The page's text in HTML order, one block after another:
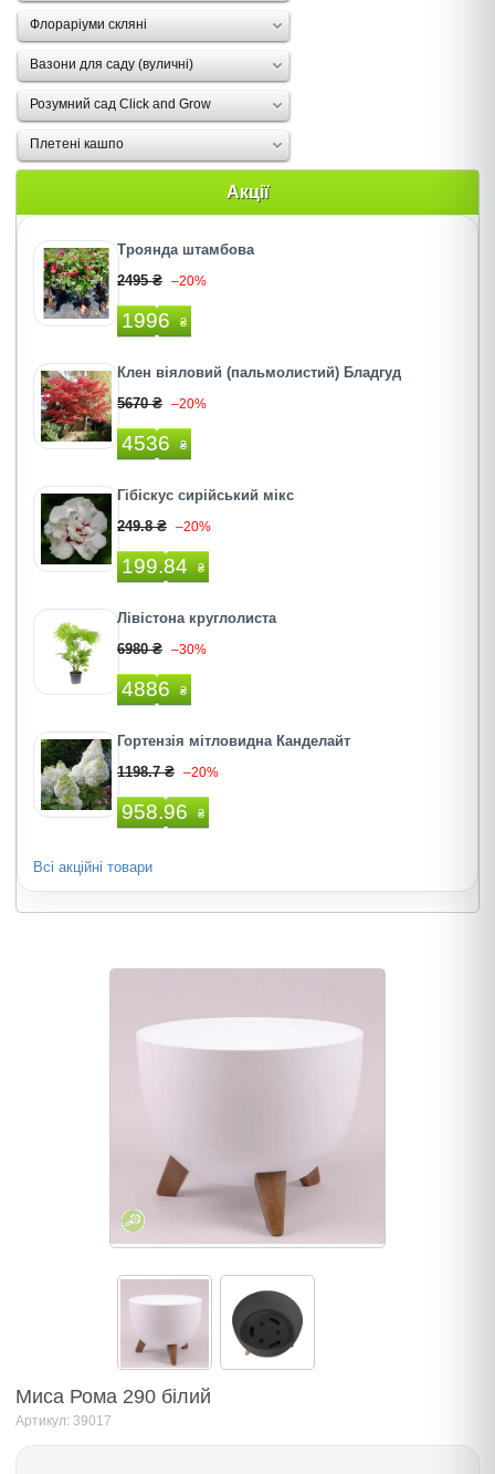
Флораріуми скляні
Вазони для саду (вуличні)
Розумний сад Click and Grow
Плетені кашпо
Акції
Троянда штамбова
2495 ₴ –20%
1996 ₴
Клен віяловий (пальмолистий) Бладгуд
5670 ₴ –20%
4536 ₴
Гібіскус сирійський мікс
249.8 ₴ –20%
199.84 ₴
Лівістона круглолиста
6980 ₴ –30%
4886 ₴
Гортензія мітловидна Канделайт
1198.7 ₴ –20%
958.96 ₴
Всі акційні товари
Миса Рома 290 бiлий
Артикул: 39017